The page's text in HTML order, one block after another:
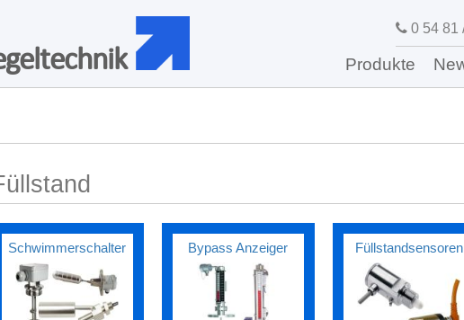
0 54 81
Produkte
Schwimmerschalter Bypass Anzeiger Füllstandsensoren